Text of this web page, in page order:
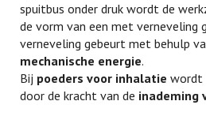
spuitbus onder druk wordt de
de vorm van een met verneveling
verneveling gebeurt met behulp
mechanische energie.
Bij poeders voor inhalatie wordt
door de kracht van de inademing